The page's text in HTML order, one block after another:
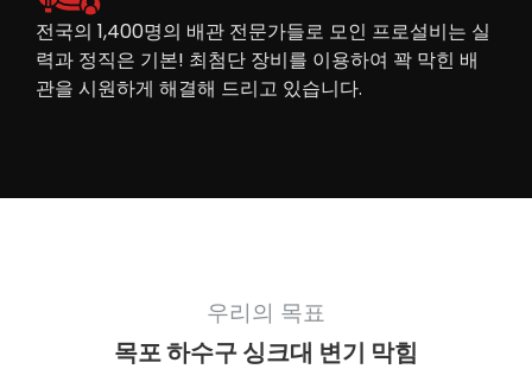
전국의 1,400명의 배관 전문가들로 모인 프로설비는 실
력과 정직은 기본! 최첨단 장비를 이용하여 꽉 막힌 배
관을 시원하게 해결해 드리고 있습니다.
우리의 목표
목포 하수구 싱크대 변기 막힘